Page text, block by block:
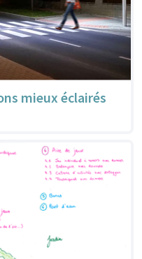
mieux éclairés